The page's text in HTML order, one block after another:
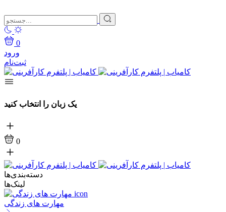
0
ورود
ثبت‌نام
یک زبان را انتخاب کنید
0
دسته‌بندی‌ها
لینک‌ها
مهارت های زندگی